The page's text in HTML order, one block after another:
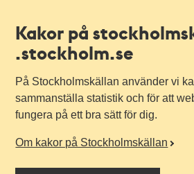
Kakor på
.stockholm.se
På Stockholmskällan använder vi
sammanställa statistik och för att
fungera på ett bra sätt för dig.
Om kakor på Stockholmskällan